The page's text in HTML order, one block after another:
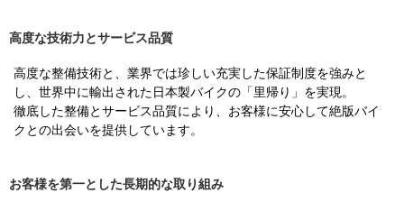
高度な技術力とサービス品質
高度な整備技術と、業界では珍しい充実した保証制度を強みと
し、世界中に輸出された日本製バイクの「里帰り」を実現。
徹底した整備とサービス品質により、お客様に安心して絶版バイ
クとの出会いを提供しています。
お客様を第一とした長期的な取り組み